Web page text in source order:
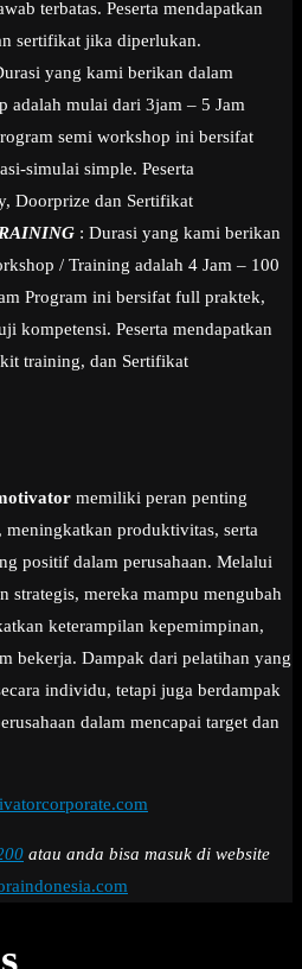
terbatas. Peserta mendapatkan
sertifikat jika diperlukan.
yang kami berikan dalam
adalah mulai dari 3jam – 5 Jam
semi workshop ini bersifat
simulai simple. Peserta
Doorprize dan Sertifikat
: Durasi yang kami berikan
/ Training adalah 4 Jam – 100
Program ini bersifat full praktek,
kompetensi. Peserta mendapatkan
training, dan Sertifikat
memiliki peran penting
meningkatkan produktivitas, serta
positif dalam perusahaan. Melalui
strategis, mereka mampu mengubah
keterampilan kepemimpinan,
bekerja. Dampak dari pelatihan yang
individu, tetapi juga berdampak
dalam mencapai target dan
atau anda bisa masuk di website